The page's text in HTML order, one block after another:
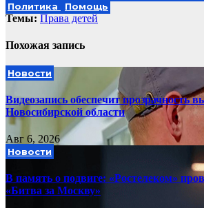
Политика
Помощь
Темы: Права детей
Похожая запись
Новости
Видеозапись обеспечит прозрачность
Новосибирской области
Авг 6, 2026
Новости
В память о подвиге: «Ростелеком»
«Битва за Москву»